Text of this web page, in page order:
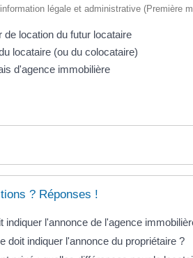
légale et administrative (Première
de location du futur locataire
locataire (ou du colocataire)
d'agence immobilière
? Réponses !
indiquer l'annonce de l'agence
doit indiquer l'annonce du propriétaire ?